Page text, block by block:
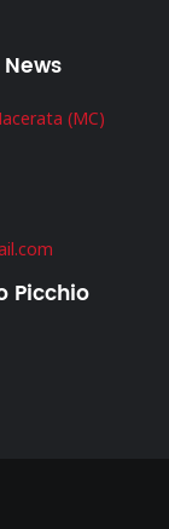
(MC)
Picchio